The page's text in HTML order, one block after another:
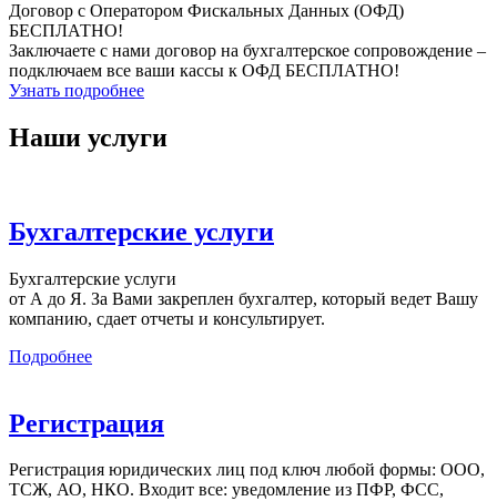
Договор с Оператором Фискальных Данных (ОФД)
БЕСПЛАТНО!
Заключаете с нами договор на бухгалтерское сопровождение –
подключаем все ваши кассы к ОФД БЕСПЛАТНО!
Узнать подробнее
Наши услуги
Бухгалтерские услуги
Бухгалтерские услуги
от А до Я. За Вами закреплен бухгалтер, который ведет Вашу
компанию, сдает отчеты и консультирует.
Подробнее
Регистрация
Регистрация юридических лиц под ключ любой формы: ООО,
ТСЖ, АО, НКО. Входит все: уведомление из ПФР, ФСС,